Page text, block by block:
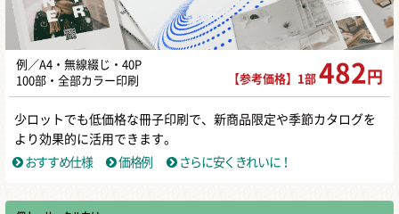
例／A4・無線綴じ・40P
100部・全部カラー印刷
【参考価格】1部 482 円
少ロットでも低価格な冊子印刷で、新商品限定や季節カタログを
より効果的に活用できます。
おすすめ仕様
価格例 さらに安くきれいに！